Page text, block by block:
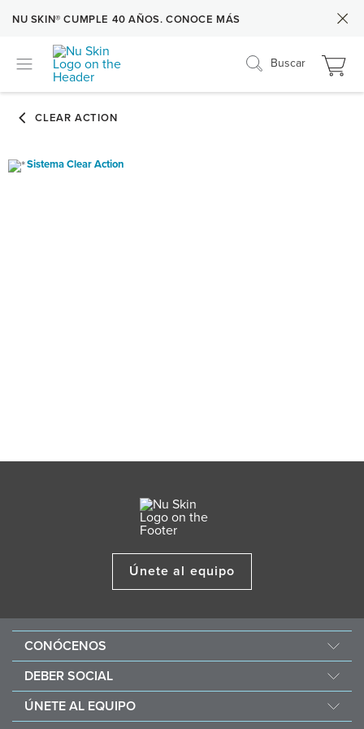
NU SKIN® CUMPLE 40 AÑOS. CONOCE MÁS
Buscar
Sistema Clear Action
Únete al equipo
CONÓCENOS
One Global Voice
Nu Space LATAM by Nu Skin
DEBER SOCIAL
Force for Good
Nourish the Children
ÚNETE AL EQUIPO